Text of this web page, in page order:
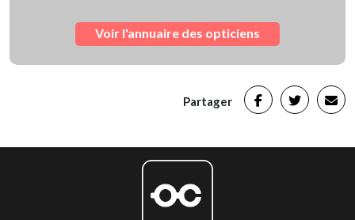
Voir l'annuaire des opticiens
Partager